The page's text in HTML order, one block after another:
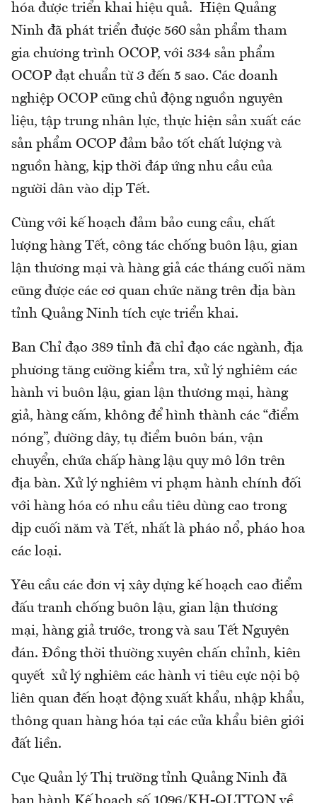
hóa được triển khai hiệu quả. Hiện Quảng
Ninh đã phát triển được 560 sản phẩm tham
gia chương trình OCOP, với 334 sản phẩm
OCOP đạt chuẩn từ 3 đến 5 sao. Các doanh
nghiệp OCOP cũng chủ động nguồn nguyên
liệu, tập trung nhân lực, thực hiện sản xuất các
sản phẩm OCOP đảm bảo tốt chất lượng và
nguồn hàng, kịp thời đáp ứng nhu cầu của
người dân vào dịp Tết.
Cùng với kế hoạch đảm bảo cung cầu, chất
lượng hàng Tết, công tác chống buôn lậu, gian
lận thương mại và hàng giả các tháng cuối năm
cũng được các cơ quan chức năng trên địa bàn
tỉnh Quảng Ninh tích cực triển khai.
Ban Chỉ đạo 389 tỉnh đã chỉ đạo các ngành, địa
phương tăng cường kiểm tra, xử lý nghiêm các
hành vi buôn lậu, gian lận thương mại, hàng
giả, hàng cấm, không để hình thành các “điểm
nóng”, đường dây, tụ điểm buôn bán, vận
chuyển, chứa chấp hàng lậu quy mô lớn trên
địa bàn. Xử lý nghiêm vi phạm hành chính đối
với hàng hóa có nhu cầu tiêu dùng cao trong
dịp cuối năm và Tết, nhất là pháo nổ, pháo hoa
các loại.
Yêu cầu các đơn vị xây dựng kế hoạch cao điểm
đấu tranh chống buôn lậu, gian lận thương
mại, hàng giả trước, trong và sau Tết Nguyên
đán. Đồng thời thường xuyên chấn chỉnh, kiên
quyết xử lý nghiêm các hành vi tiêu cực nội bộ
liên quan đến hoạt động xuất khẩu, nhập khẩu,
thông quan hàng hóa tại các cửa khẩu biên giới
đất liền.
Cục Quản lý Thị trường tỉnh Quảng Ninh đã